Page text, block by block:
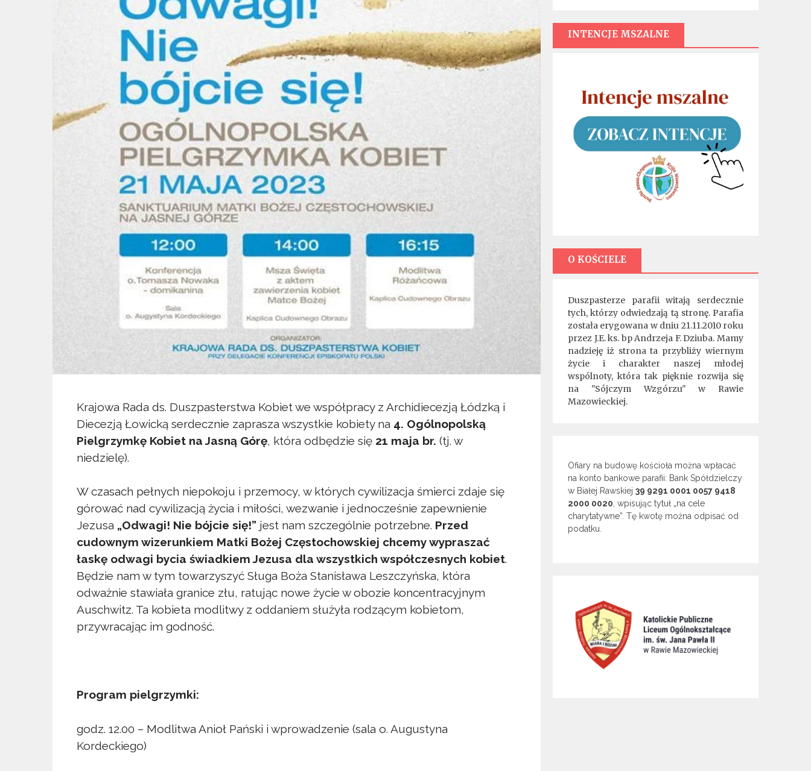
Krajowa Rada ds. Duszpasterstwa Kobiet we współpracy z Archidiecezją Łódzką i
Diecezją Łowicką serdecznie zaprasza wszystkie kobiety na 4. Ogólnopolską
Pielgrzymkę Kobiet na Jasną Górę, która odbędzie się 21 maja br. (tj. w
niedzielę).
W czasach pełnych niepokoju i przemocy, w których cywilizacja śmierci zdaje się
górować nad cywilizacją życia i miłości, wezwanie i jednocześnie zapewnienie
Jezusa „Odwagi! Nie bójcie się!” jest nam szczególnie potrzebne. Przed
cudownym wizerunkiem Matki Bożej Częstochowskiej chcemy wypraszać
łaskę odwagi bycia świadkiem Jezusa dla wszystkich współczesnych kobiet.
Będzie nam w tym towarzyszyć Sługa Boża Stanisława Leszczyńska, która
odważnie stawiała granice złu, ratując nowe życie w obozie koncentracyjnym
Auschwitz. Ta kobieta modlitwy z oddaniem służyła rodzącym kobietom,
przywracając im godność.
Program pielgrzymki:
godz. 12.00 – Modlitwa Anioł Pański i wprowadzenie (sala o. Augustyna
Kordeckiego)
INTENCJE MSZALNE
O KOŚCIELE
Duszpasterze parafii witają serdecznie
tych, którzy odwiedzają tą stronę. Parafia
została erygowana w dniu 21.11.2010 roku
przez J.E. ks. bp Andrzeja F. Dziuba. Mamy
nadzieję iż strona ta przybliży wiernym
życie i charakter naszej młodej
wspólnoty, która tak pięknie rozwija się
na "Sójczym Wzgórzu" w Rawie
Mazowieckiej.
Ofiary na budowę kościoła można wpłacać
na konto bankowe parafii: Bank Spółdzielczy
w Białej Rawskiej 39 9291 0001 0057 9418
2000 0020 , wpisując tytuł „na cele
charytatywne”. Tę kwotę można odpisać od
podatku.